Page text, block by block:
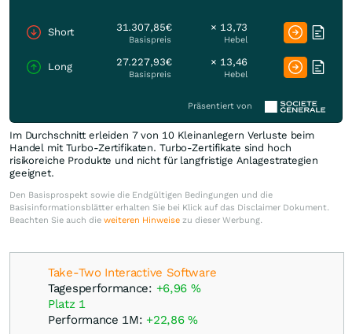
Short 31.307,85€
Basispreis
× 13,73
Hebel
Long 27.227,93€
Basispreis
× 13,46
Hebel
Präsentiert von
Im Durchschnitt erleiden 7 von 10 Kleinanlegern Verluste beim
Handel mit Turbo-Zertifikaten. Turbo-Zertifikate sind hoch
risikoreiche Produkte und nicht für langfristige Anlagestrategien
geeignet.
Den Basisprospekt sowie die Endgültigen Bedingungen und die
Basisinformationsblätter erhalten Sie bei Klick auf das Disclaimer Dokument.
Beachten Sie auch die weiteren Hinweise zu dieser Werbung.
Take-Two Interactive Software
Tagesperformance: +6,96 %
Platz 1
Performance 1M: +22,86%